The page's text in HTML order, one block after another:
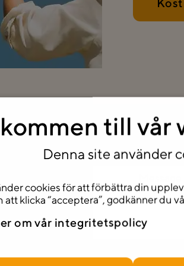
Berätta mer
till vår
Denna site använder
cookies för att förbättra din
att klicka “acceptera”, godkänner du
om vår integritetspolicy